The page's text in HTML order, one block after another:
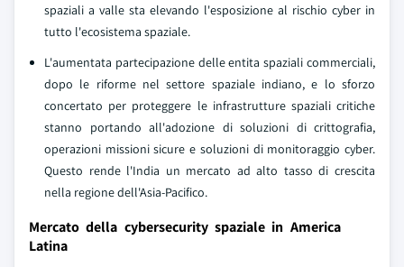
spaziali a valle sta elevando l'esposizione al rischio cyber in
tutto l'ecosistema spaziale.
L'aumentata partecipazione delle entita spaziali commerciali,
dopo le riforme nel settore spaziale indiano, e lo sforzo
concertato per proteggere le infrastrutture spaziali critiche
stanno portando all'adozione di soluzioni di crittografia,
operazioni missioni sicure e soluzioni di monitoraggio cyber.
Questo rende l'India un mercato ad alto tasso di crescita
nella regione dell'Asia-Pacifico.
Mercato della cybersecurity spaziale in America
Latina